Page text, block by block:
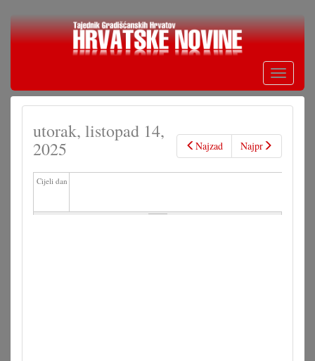
Skoči
Toggle
Najzad Najpr
utorak, listopad 14,
2025
Cijeli dan